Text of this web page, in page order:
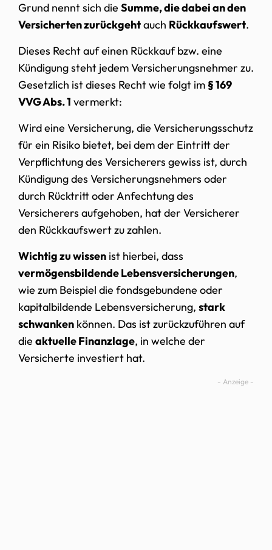
Grund nennt sich die Summe, die dabei an den
Versicherten zurückgehtauch Rückkaufswert.
Dieses Recht auf einen Rückkauf bzw. eine
Kündigung steht jedem Versicherungsnehmer zu.
Gesetzlich ist dieses Recht wie folgt im § 169
VVG Abs. 1 vermerkt:
Wird eine Versicherung, die Versicherungsschutz
für ein Risiko bietet, bei dem der Eintritt der
Verpflichtung des Versicherers gewiss ist, durch
Kündigung des Versicherungsnehmers oder
durch Rücktritt oder Anfechtung des
Versicherers aufgehoben, hat der Versicherer
den Rückkaufswert zu zahlen.
Wichtig zu wissen ist hierbei, dass
vermögensbildende Lebensversicherungen,
wie zum Beispiel die fondsgebundene oder
kapitalbildende Lebensversicherung, stark
schwanken können. Das ist zurückzuführen auf
die aktuelle Finanzlage, in welche der
Versicherte investiert hat.